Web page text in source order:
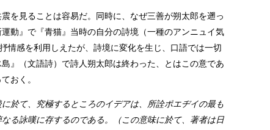
を見ることは容易だ。同時に、なぜ三善が朔太郎を遡っ
動』で『青猫』当時の自分の詩境（一種のアンニュイ気
情感を利用しえたが、詩境に変化を生じ、口語では一切
』（文語詩）で詩人朔太郎は終わった、とはこの意であ
おく。
於て、究極するところのイデアは、所詮ポエヂイの最も
る詠嘆に存するのである。（この意味に於て、著者は日